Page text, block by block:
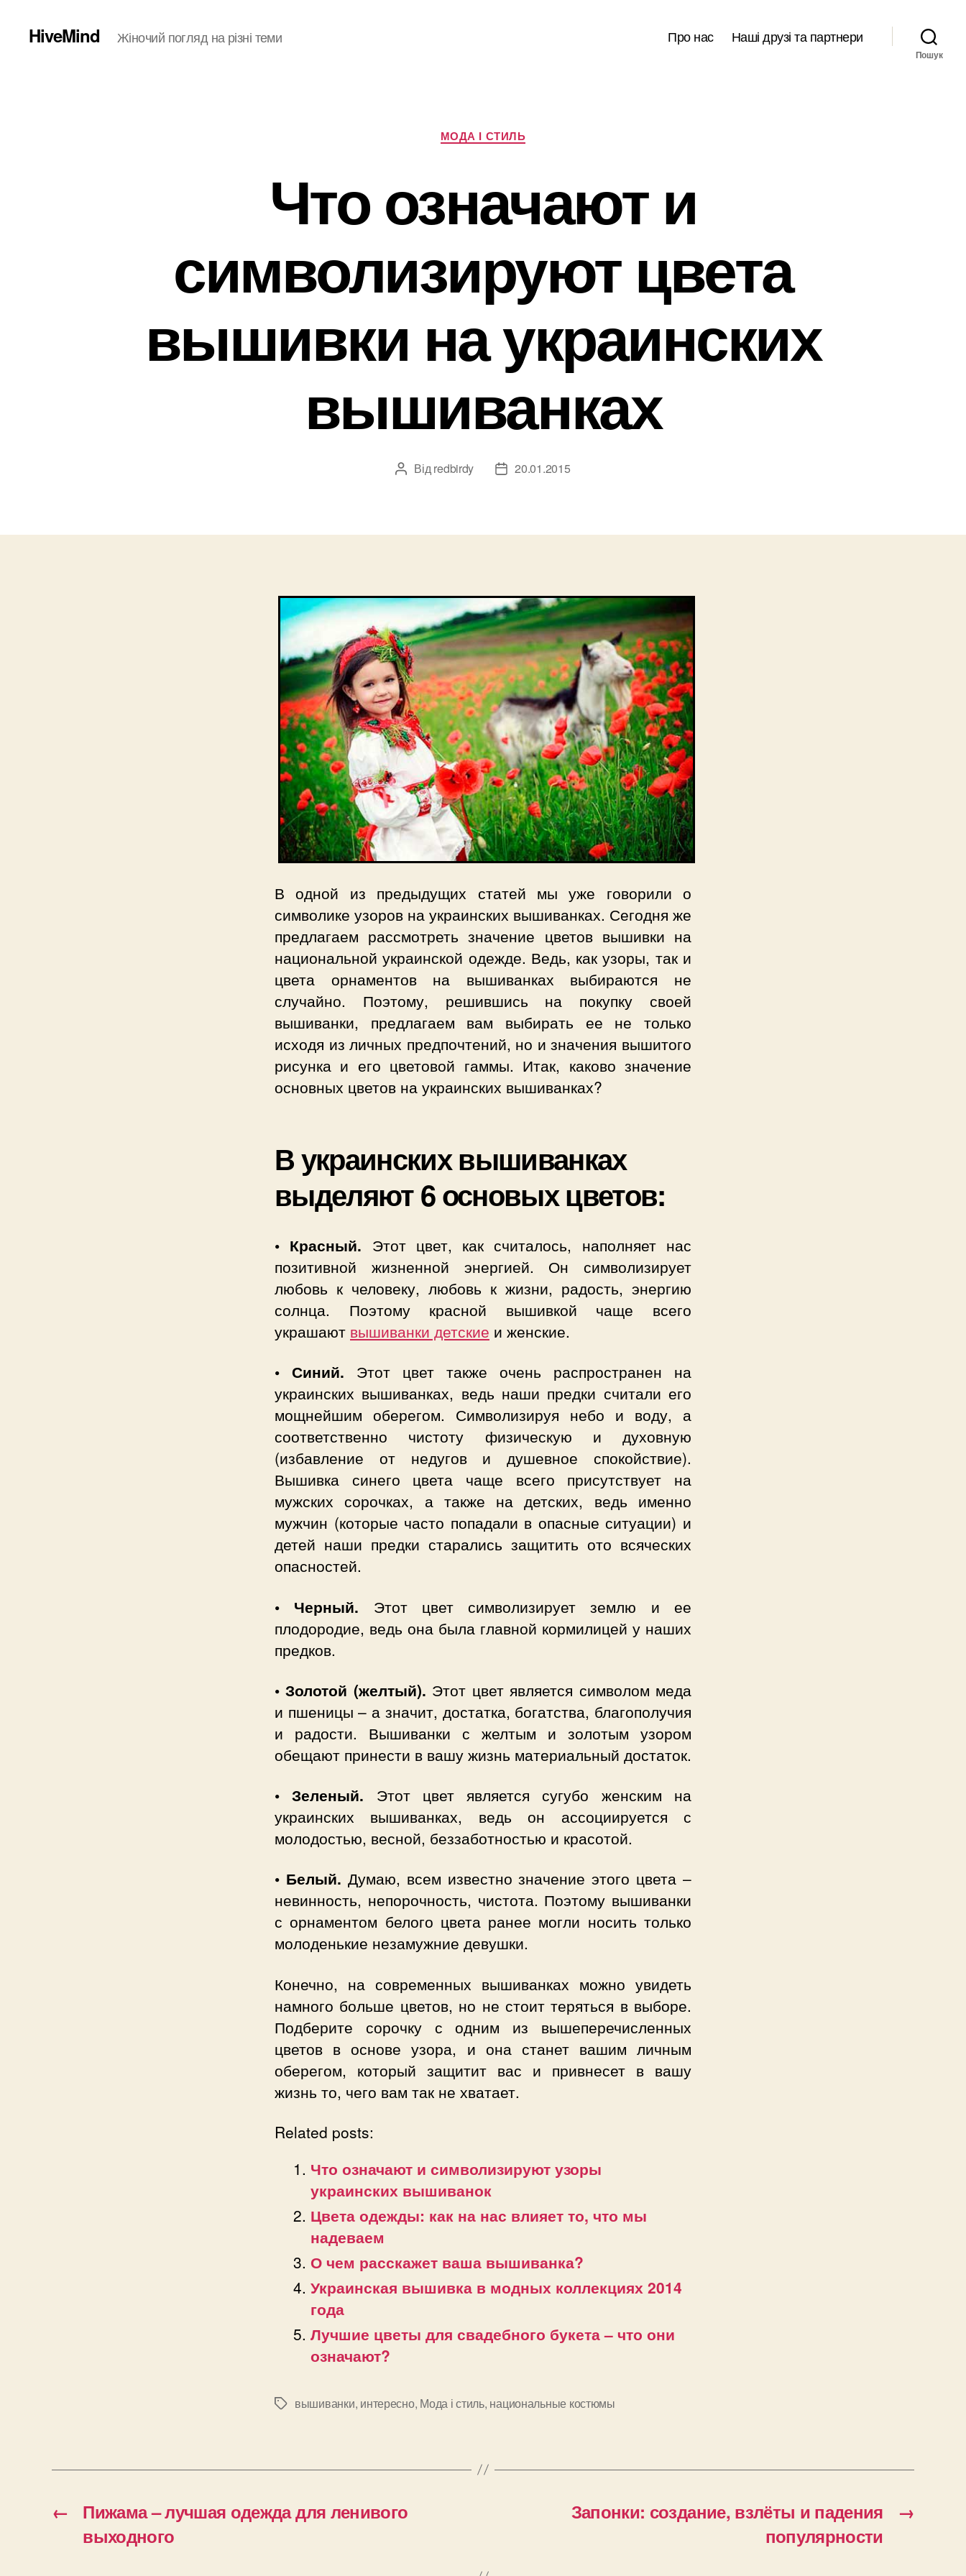
HiveMind Жіночий погляд на різні теми Про нас Наші друзі та партнери
Пошук
Категорії
МОДА І СТИЛЬ
Что означают и
символизируют цвета
вышивки на украинских
вышиванках
Автор
Від redbirdy
Дата20.01.2015
В одной из предыдущих статей мы уже говорили о
символике узоров на украинских вышиванках. Сегодня же
предлагаем рассмотреть значение цветов вышивки на
национальной украинской одежде. Ведь, как узоры, так и
цвета орнаментов на вышиванках выбираются не
случайно. Поэтому, решившись на покупку своей
вышиванки, предлагаем вам выбирать ее не только
исходя из личных предпочтений, но и значения вышитого
рисунка и его цветовой гаммы. Итак, каково значение
основных цветов на украинских вышиванках?
В украинских вышиванках
выделяют 6 основых цветов:
• Красный. Этот цвет, как считалось, наполняет нас
позитивной жизненной энергией. Он символизирует
любовь к человеку, любовь к жизни, радость, энергию
солнца. Поэтому красной вышивкой чаще всего
украшают вышиванки детские и женские.
• Синий. Этот цвет также очень распространен на
украинских вышиванках, ведь наши предки считали его
мощнейшим оберегом. Символизируя небо и воду, а
соответственно чистоту физическую и духовную
(избавление от недугов и душевное спокойствие).
Вышивка синего цвета чаще всего присутствует на
мужских сорочках, а также на детских, ведь именно
мужчин (которые часто попадали в опасные ситуации) и
детей наши предки старались защитить ото всяческих
опасностей.
• Черный. Этот цвет символизирует землю и ее
плодородие, ведь она была главной кормилицей у наших
предков.
• Золотой (желтый). Этот цвет является символом меда
и пшеницы – а значит, достатка, богатства, благополучия
и радости. Вышиванки с желтым и золотым узором
обещают принести в вашу жизнь материальный достаток.
• Зеленый. Этот цвет является сугубо женским на
украинских вышиванках, ведь он ассоциируется с
молодостью, весной, беззаботностью и красотой.
• Белый. Думаю, всем известно значение этого цвета –
невинность, непорочность, чистота. Поэтому вышиванки
с орнаментом белого цвета ранее могли носить только
молоденькие незамужние девушки.
Конечно, на современных вышиванках можно увидеть
намного больше цветов, но не стоит теряться в выборе.
Подберите сорочку с одним из вышеперечисленных
цветов в основе узора, и она станет вашим личным
оберегом, который защитит вас и привнесет в вашу
жизнь то, чего вам так не хватает.
Related posts:
Что означают и символизируют узоры
украинских вышиванок
Цвета одежды: как на нас влияет то, что мы
надеваем
О чем расскажет ваша вышиванка?
Украинская вышивка в модных коллекциях 2014
года
Лучшие цветы для свадебного букета – что они
означают?
Позначки
вышиванки, интересно, Мода і стиль, национальные костюмы
←
Пижама – лучшая одежда для ленивого
выходного
→
Запонки: создание, взлёты и падения
популярности